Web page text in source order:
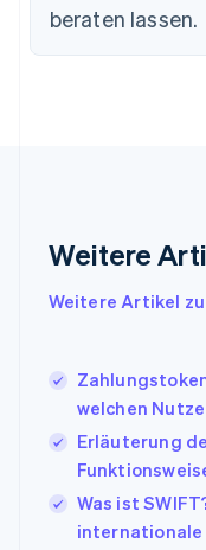
beraten lassen.
Weitere
Weitere Artikel
welchen
Erläuterung
Was ist
internationale
English Svenska
Frankreich
Irland
Italien
日本語
Kanada
EnglishFrançais
Kroatien
EnglishItaliano
English
Liechtenstein